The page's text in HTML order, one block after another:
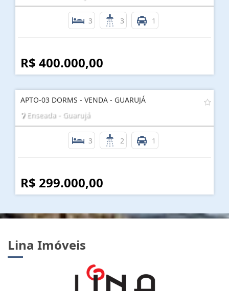
3 3 1
R$ 400.000,00
APTO-03 DORMS - VENDA - GUARUJÁ
Enseada - Guarujá
3 2 1
R$ 299.000,00
Lina Imóveis